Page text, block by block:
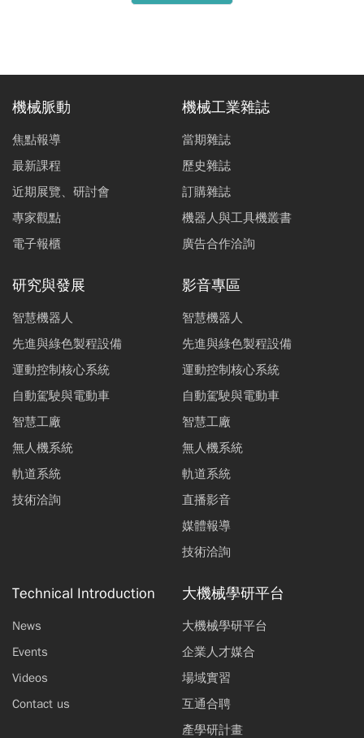
機械脈動
焦點報導
最新課程
近期展覽、研討會
專家觀點
電子報櫃
機械工業雜誌
當期雜誌
歷史雜誌
訂購雜誌
機器人與工具機叢書
廣告合作洽詢
研究與發展
智慧機器人
先進與綠色製程設備
運動控制核心系統
自動駕駛與電動車
智慧工廠
無人機系統
軌道系統
技術洽詢
影音專區
智慧機器人
先進與綠色製程設備
運動控制核心系統
自動駕駛與電動車
智慧工廠
無人機系統
軌道系統
直播影音
媒體報導
技術洽詢
Technical Introduction
News
Events
Videos
Contact us
大機械學研平台
大機械學研平台
企業人才媒合
場域實習
互通合聘
產學研計畫